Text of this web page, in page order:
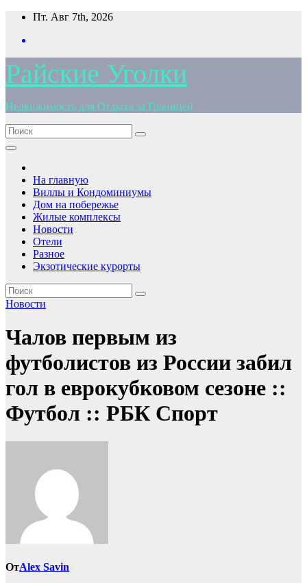
Перейти
содержимому
Пт. Авг 7th, 2026
Райские Уголки
Недвижимость для Отдыха за Границей
На главную
Виллы и Кондоминиумы
Дом на побережье
Жилые комплексы
Новости
Отели
Разное
Экзотические курорты
Новости
Чалов первым из
футболистов из России забил
гол в еврокубковом сезоне ::
Футбол :: РБК Спорт
ОтAlex Savin